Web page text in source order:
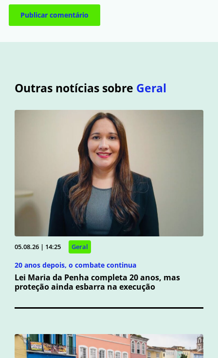
Outras notícias sobre Geral
05.08.26 | 14:25 Geral
20 anos depois, o combate continua
Lei Maria da Penha completa 20 anos, mas
proteção ainda esbarra na execução